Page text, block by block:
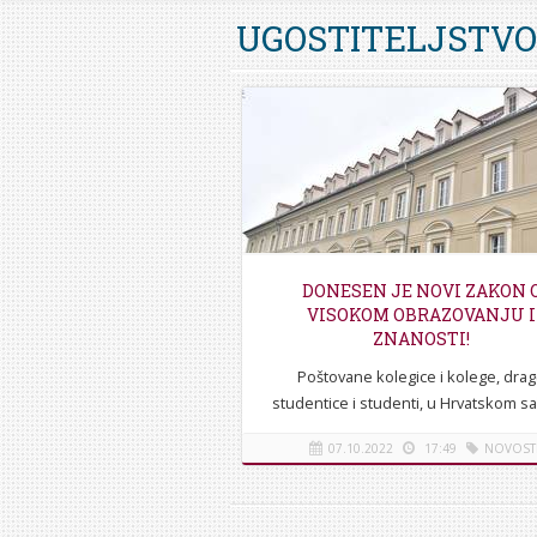
UGOSTITELJSTVO
DONESEN JE NOVI ZAKON
VISOKOM OBRAZOVANJU I
ZNANOSTI!
Poštovane kolegice i kolege,
studentice i studenti, u Hrvatskom
obrazovanju i znanstvenoj djelatnosti.
07.10.2022 17:49 NOVOSTI